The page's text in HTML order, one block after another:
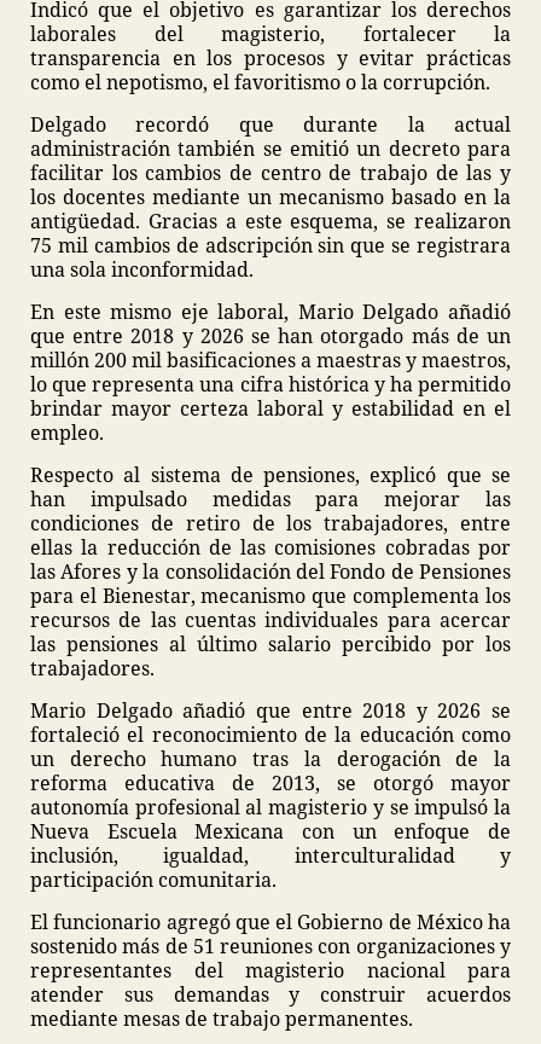
Indicó que el objetivo es garantizar los derechos
laborales del magisterio, fortalecer la
transparencia en los procesos y evitar prácticas
como el nepotismo, el favoritismo o la corrupción.
Delgado recordó que durante la actual
administración también se emitió un decreto para
facilitar los cambios de centro de trabajo de las y
los docentes mediante un mecanismo basado en la
antigüedad. Gracias a este esquema, se realizaron
75 mil cambios de adscripción sin que se registrara
una sola inconformidad.
En este mismo eje laboral, Mario Delgado añadió
que entre 2018 y 2026 se han otorgado más de un
millón 200 mil basificaciones a maestras y maestros,
lo que representa una cifra histórica y ha permitido
brindar mayor certeza laboral y estabilidad en el
empleo.
Respecto al sistema de pensiones, explicó que se
han impulsado medidas para mejorar las
condiciones de retiro de los trabajadores, entre
ellas la reducción de las comisiones cobradas por
las Afores y la consolidación del Fondo de Pensiones
para el Bienestar, mecanismo que complementa los
recursos de las cuentas individuales para acercar
las pensiones al último salario percibido por los
trabajadores.
Mario Delgado añadió que entre 2018 y 2026 se
fortaleció el reconocimiento de la educación como
un derecho humano tras la derogación de la
reforma educativa de 2013, se otorgó mayor
autonomía profesional al magisterio y se impulsó la
Nueva Escuela Mexicana con un enfoque de
inclusión, igualdad, interculturalidad y
participación comunitaria.
El funcionario agregó que el Gobierno de México ha
sostenido más de 51 reuniones con organizaciones y
representantes del magisterio nacional para
atender sus demandas y construir acuerdos
mediante mesas de trabajo permanentes.